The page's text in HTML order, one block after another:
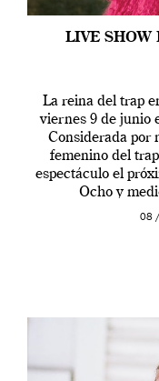
LIVE SHOW
La reina del trap
viernes 9 de junio
Considerada por
femenino del
espectáculo el
Ocho y
08